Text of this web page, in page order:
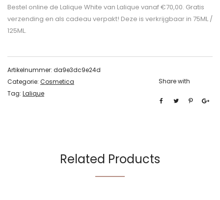
Bestel online de Lalique White van Lalique vanaf €70,00. Gratis
verzending en als cadeau verpakt! Deze is verkrijgbaar in 75ML /
125ML.
Artikelnummer: da9e3dc9e24d
Categorie: Cosmetica
Tag: Lalique
Share with
Related Products